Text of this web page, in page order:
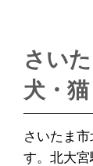
さい
犬・
さいたま
す。北大宮